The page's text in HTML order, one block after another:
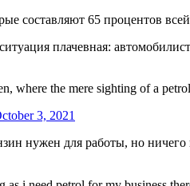
составляют 65 процентов
плачевная:
where the mere sighting of a
3, 2021
нужен для работы, но